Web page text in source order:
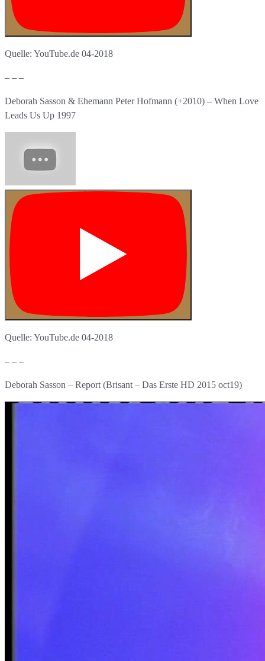
Quelle: YouTube.de 04-2018
– – –
Deborah Sasson & Ehemann Peter Hofmann (+2010) – When Love
Leads Us Up 1997
Quelle: YouTube.de 04-2018
– – –
Deborah Sasson – Report (Brisant – Das Erste HD 2015 oct19)